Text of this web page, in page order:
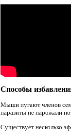
Способы
Мыши пугают членов
паразиты не нарожали
Существует несколько